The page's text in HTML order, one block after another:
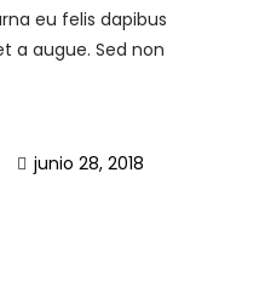
eu felis dapibus
a augue. Sed non
junio 28, 2018